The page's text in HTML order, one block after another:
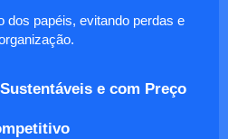
dos papéis, evitando perdas e
e com Preço